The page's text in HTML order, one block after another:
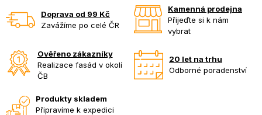
Doprava od 99 Kč
Zavážíme po celé ČR
Kamenná prodejna
Přijeďte si k nám
vybrat
Ověřeno zákazníky
Realizace fasád v okolí
ČB
20 let na trhu
Odborné poradenství
Produkty skladem
Připravíme k expedici